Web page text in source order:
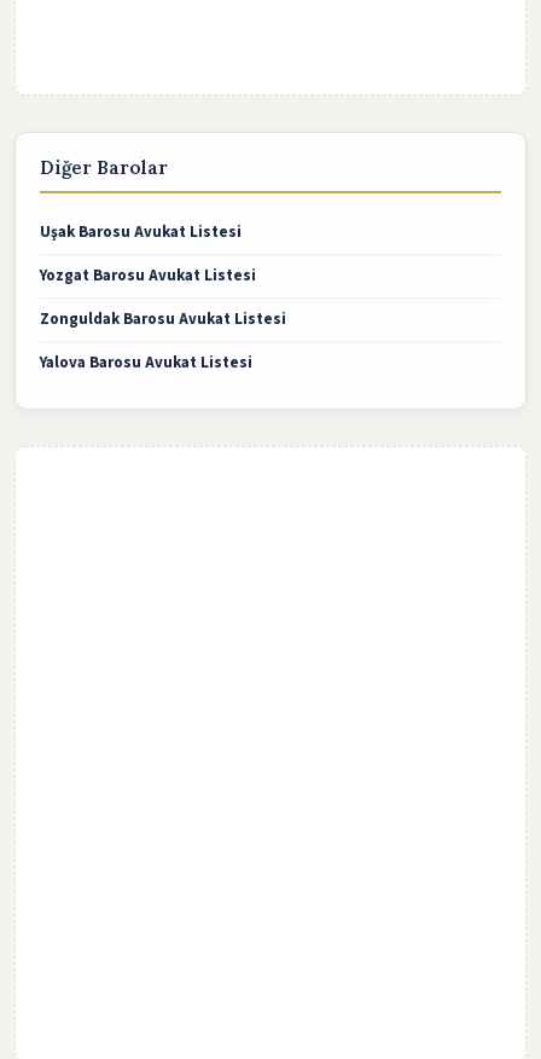
Diğer Barolar
Uşak Barosu Avukat Listesi
Yozgat Barosu Avukat Listesi
Zonguldak Barosu Avukat Listesi
Yalova Barosu Avukat Listesi